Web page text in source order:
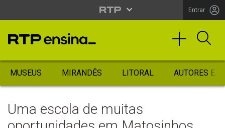
Entrar
MUSEUS MIRANDÊS LITORAL AUTORES
Uma escola de muitas